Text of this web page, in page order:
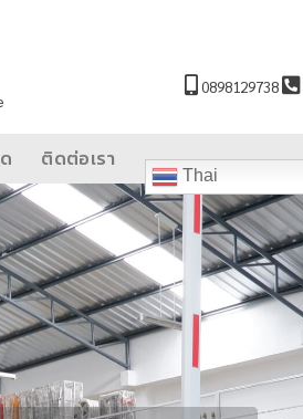
0898129738
ติดต่อเรา
Thai